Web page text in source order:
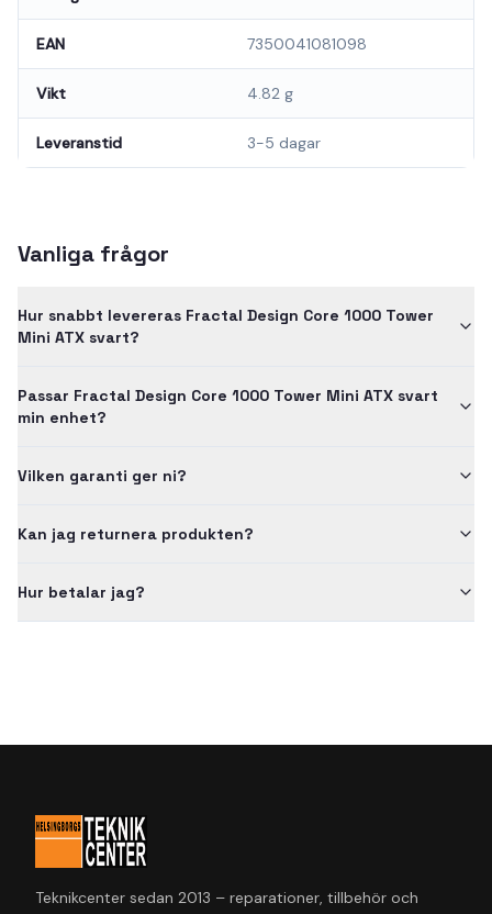
EAN 7350041081098
Vikt 4.82 g
Leveranstid 3-5 dagar
Vanliga frågor
Hur snabbt levereras Fractal Design Core 1000 Tower
Mini ATX svart?
Passar Fractal Design Core 1000 Tower Mini ATX svart
min enhet?
Vilken garanti ger ni?
Kan jag returnera produkten?
Hur betalar jag?
Teknikcenter sedan 2013 – reparationer, tillbehör och